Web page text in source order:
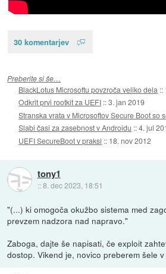
30 komentarjev
Preberite si še…
BlackLotus Microsoftu povzroča veliko dela ::
Odkrit prvi rootkit za UEFI ::3. jan 2019
Stranska vrata v Microsoftov Secure Boot so
Slabi časi za zasebnost v Androidu ::4. jul
UEFI SecureBoot v praksi :: 18. nov 2012
tony1
::8. dec 2023, 18:51
"(...) ki omogoča okužbo sistema med
prevzem nadzora nad napravo."
Zaboga, dajte še napisati, če exploit
dostop. Vikend je, novico preberem šele